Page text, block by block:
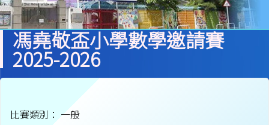
馮堯敬盃小學數學邀請賽
2025-2026
比賽類別： 一般